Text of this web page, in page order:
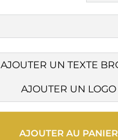
AJOUTER UN TEXTE
AJOUTER UN LOGO
AJOUTER AU PANIER